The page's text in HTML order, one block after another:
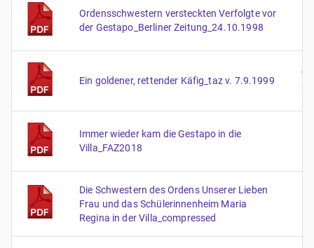
Ordensschwestern versteckten Verfolgte vor
der Gestapo_Berliner Zeitung_24.10.1998
Ein goldener, rettender Käfig_taz v. 7.9.1999
Immer wieder kam die Gestapo in die
Villa_FAZ2018
Die Schwestern des Ordens Unserer Lieben
Frau und das Schülerinnenheim Maria
Regina in der Villa_compressed